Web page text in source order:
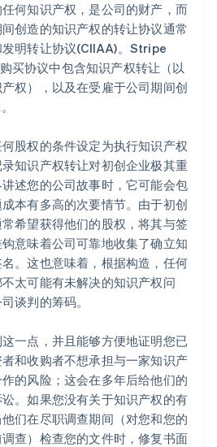
何知识产权，是公司的财产，而
创造的知识产权的转让协议通常
明转让协议(CIIAA)。Stripe
买协议中包含知识产权转让（以
权），以及在受雇于公司期间创
股权的条件设定为执行知识产权
知识产权转让对初创企业极其重
述您的公司故事时，它可能会包
本有多高的次要情节。由于初创
希望获得他们的股权，将其与签
意味着公司可靠地收集了确立知
。这也意味着，根据构造，任何
太可能有未解决的知识产权问
谈判的筹码。
一点，并且能够方便地证明您已
和收购者不想承担与一家知识产
的风险；这会在多年后给他们的
。如果您没有关于知识产权的有
们在尽职调查期间（对您和您的
查）检查您的文件时，修复书面